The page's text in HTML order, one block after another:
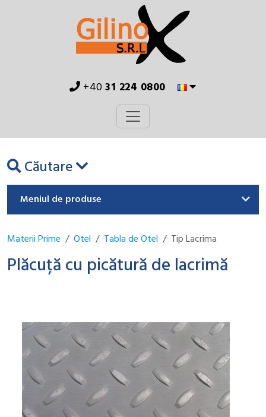
+4031 224 0800
Căutare
Meniul de produse
Materii Prime Otel Tabla de Otel Tip Lacrima
Plăcuță cu picătură de lacrimă